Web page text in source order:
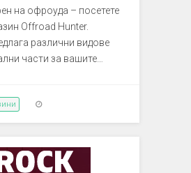
на офроуда – посетете
Offroad Hunter.
различни видове
части за вашите…